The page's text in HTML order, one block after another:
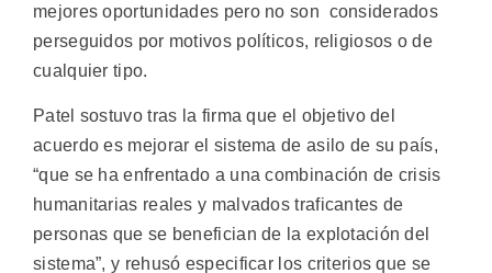
mejores oportunidades pero no son considerados
perseguidos por motivos políticos, religiosos o de
cualquier tipo.
Patel sostuvo tras la firma que el objetivo del
acuerdo es mejorar el sistema de asilo de su país,
“que se ha enfrentado a una combinación de crisis
humanitarias reales y malvados traficantes de
personas que se benefician de la explotación del
sistema”, y rehusó especificar los criterios que se